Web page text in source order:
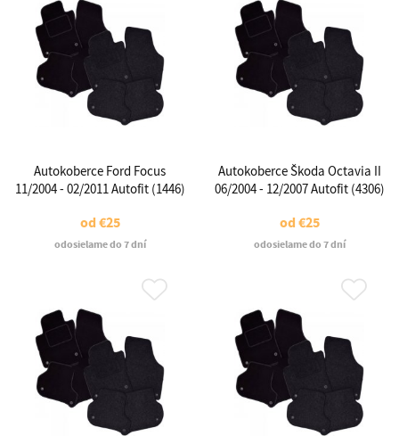
Autokoberce Ford Focus
11/2004 - 02/2011 Autofit (1446)
od€25
odosielame do 7 dní
Autokoberce Škoda Octavia II
06/2004 - 12/2007 Autofit (4306)
od€25
odosielame do 7 dní